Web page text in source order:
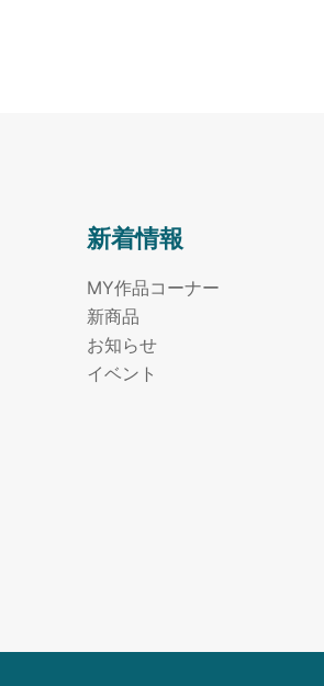
新着情報
MY作品コーナー
新商品
お知らせ
イベント